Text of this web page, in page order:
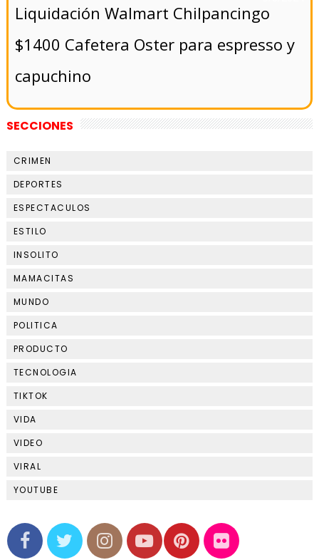
Liquidación Walmart Chilpancingo
$1400 Cafetera Oster para espresso y
capuchino
SECCIONES
CRIMEN
DEPORTES
ESPECTACULOS
ESTILO
INSOLITO
MAMACITAS
MUNDO
POLITICA
PRODUCTO
TECNOLOGIA
TIKTOK
VIDA
VIDEO
VIRAL
YOUTUBE